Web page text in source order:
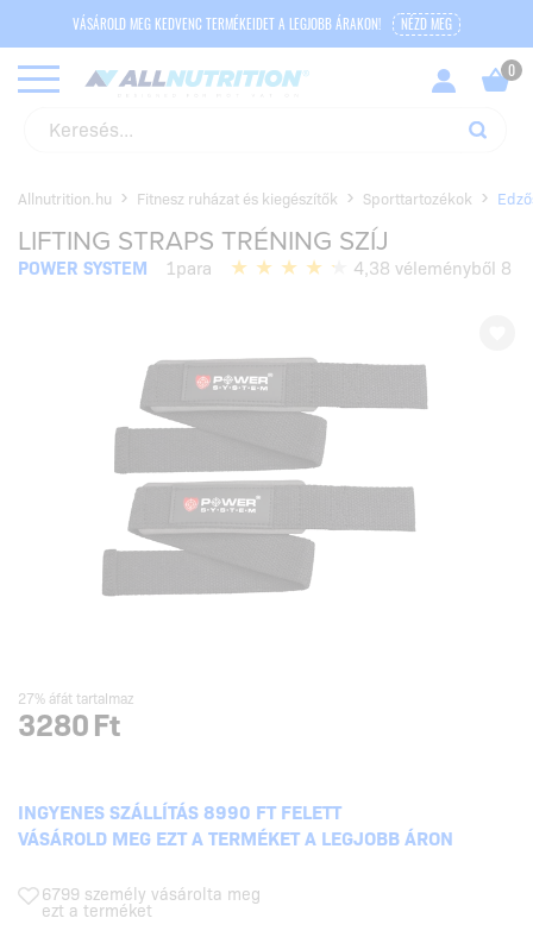
VÁSÁROLD MEG KEDVENC TERMÉKEIDET A LEGJOBB ÁRAKON! NÉZD MEG
Allnutrition.hu Fitnesz ruházat és kiegészítők Sporttartozékok
LIFTING STRAPS TRÉNING SZÍJ
POWER SYSTEM 1para 4,38 véleményből 8
27% áfát tartalmaz
3280Ft
INGYENES SZÁLLÍTÁS 8990 FT FELETT
VÁSÁROLD MEG EZT A TERMÉKET A LEGJOBB ÁRON
6799 személy vásárolta meg
ezt a terméket